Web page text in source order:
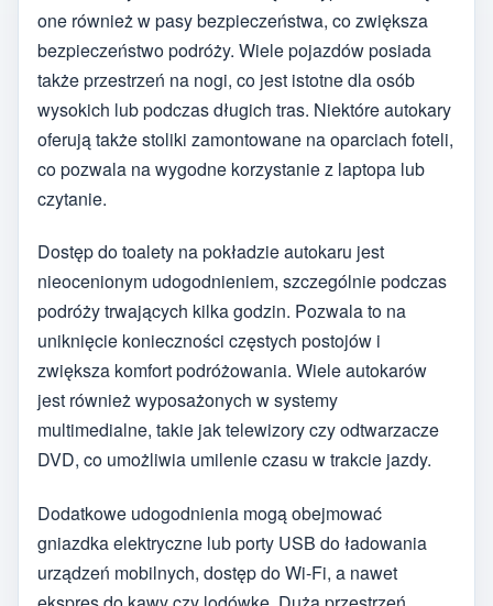
one również w pasy bezpieczeństwa, co zwiększa
bezpieczeństwo podróży. Wiele pojazdów posiada
także przestrzeń na nogi, co jest istotne dla osób
wysokich lub podczas długich tras. Niektóre autokary
oferują także stoliki zamontowane na oparciach foteli,
co pozwala na wygodne korzystanie z laptopa lub
czytanie.
Dostęp do toalety na pokładzie autokaru jest
nieocenionym udogodnieniem, szczególnie podczas
podróży trwających kilka godzin. Pozwala to na
uniknięcie konieczności częstych postojów i
zwiększa komfort podróżowania. Wiele autokarów
jest również wyposażonych w systemy
multimedialne, takie jak telewizory czy odtwarzacze
DVD, co umożliwia umilenie czasu w trakcie jazdy.
Dodatkowe udogodnienia mogą obejmować
gniazdka elektryczne lub porty USB do ładowania
urządzeń mobilnych, dostęp do Wi-Fi, a nawet